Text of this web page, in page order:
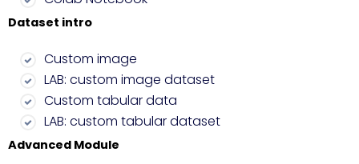
Dataset intro
Custom image
LAB: custom image dataset
Custom tabular data
LAB: custom tabular dataset
Advanced Module